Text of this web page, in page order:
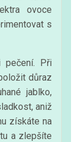
ovoce
s
pečení. Při
důraz
jablko,
aniž
získáte na
a zlepšíte